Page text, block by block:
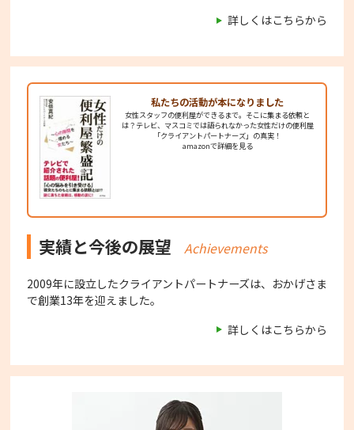
詳しくはこちらから
私たちの活動が本になりました
女性スタッフの便利屋ができるまで。そこに集まる依頼と
は？テレビ、マスコミでは語られなかった女性だけの便利屋
「クライアントパートナーズ」の真実！
amazonで詳細を見る
実績と今後の展望 Achievements
2009年に設立したクライアントパートナーズは、おかげさま
で創業13年を迎えました。
詳しくはこちらから